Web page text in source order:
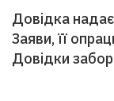
Довідка
Заяви, її
Довідки